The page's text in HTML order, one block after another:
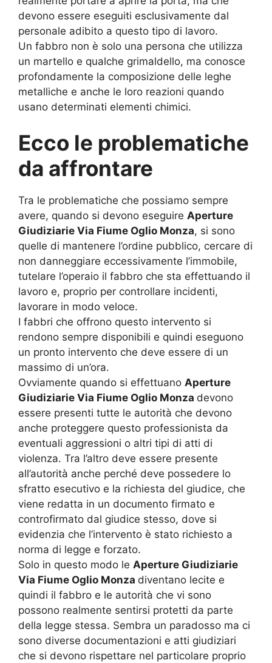
devono essere eseguiti esclusivamente dal
personale adibito a questo tipo di lavoro.
Un fabbro non è solo una persona che utilizza
un martello e qualche grimaldello, ma conosce
profondamente la composizione delle leghe
metalliche e anche le loro reazioni quando
usano determinati elementi chimici.
Ecco le problematiche
da affrontare
Tra le problematiche che possiamo sempre
avere, quando si devono eseguire Aperture
Giudiziarie Via Fiume Oglio Monza, si sono
quelle di mantenere l’ordine pubblico, cercare di
non danneggiare eccessivamente l’immobile,
tutelare l’operaio il fabbro che sta effettuando il
lavoro e, proprio per controllare incidenti,
lavorare in modo veloce.
I fabbri che offrono questo intervento si
rendono sempre disponibili e quindi eseguono
un pronto intervento che deve essere di un
massimo di un’ora.
Ovviamente quando si effettuano Aperture
Giudiziarie Via Fiume Oglio Monza devono
essere presenti tutte le autorità che devono
anche proteggere questo professionista da
eventuali aggressioni o altri tipi di atti di
violenza. Tra l’altro deve essere presente
all’autorità anche perché deve possedere lo
sfratto esecutivo e la richiesta del giudice, che
viene redatta in un documento firmato e
controfirmato dal giudice stesso, dove si
evidenzia che l’intervento è stato richiesto a
norma di legge e forzato.
Solo in questo modo le Aperture Giudiziarie
Via Fiume Oglio Monza diventano lecite e
quindi il fabbro e le autorità che vi sono
possono realmente sentirsi protetti da parte
della legge stessa. Sembra un paradosso ma ci
sono diverse documentazioni e atti giudiziari
che si devono rispettare nel particolare proprio